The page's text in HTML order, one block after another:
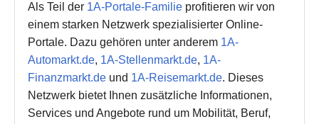
Als Teil der 1A-Portale-Familie profitieren wir von
einem starken Netzwerk spezialisierter Online-
Portale. Dazu gehören unter anderem 1A-
Automarkt.de, 1A-Stellenmarkt.de, 1A-
Finanzmarkt.de und 1A-Reisemarkt.de. Dieses
Netzwerk bietet Ihnen zusätzliche Informationen,
Services und Angebote rund um Mobilität, Beruf,